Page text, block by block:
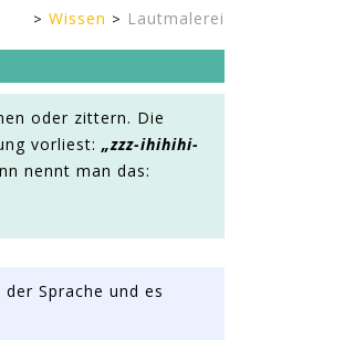
Kinderseite
Wissen Lautmalerei
oder zittern. Die
vorliest: „zzz-ihihihi-
nennt man das:
Sprache und es